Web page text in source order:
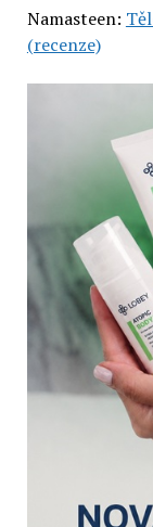
Namasteen:
(recenze)